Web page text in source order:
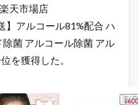
天市場店
】アルコール81%配合 ハ
菌 アルコール除菌 アル
を獲得した。